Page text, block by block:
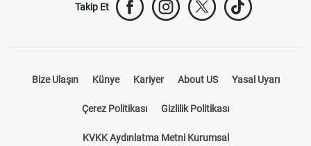
Takip Et
Bize Ulaşın Künye Kariyer About US Yasal Uyarı
Çerez Politikası Gizlilik Politikası
KVKK Aydınlatma Metni Kurumsal